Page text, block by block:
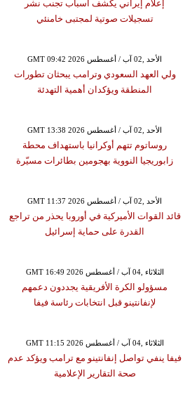
إعلام إيراني يكشف أسباب تجنب نشر
تسجيلات صوتية لمجتبى خامنئي
GMT 09:42 2026 الأحد ,02 آب / أغسطس
ولي العهد السعودي وترامب يبحثان تطورات
المنطقة ويؤكدان أهمية التهدئة
GMT 13:38 2026 الأحد ,02 آب / أغسطس
روساتوم تتهم أوكرانيا باستهداف محطة
زابوريجيا النووية بهجومين بطائرات مسيّرة
GMT 11:37 2026 الأحد ,02 آب / أغسطس
قائد القوات الأميركية في أوروبا يحذر من تراجع
القدرة على حماية إسرائيل
GMT 16:49 2026 الثلاثاء ,04 آب / أغسطس
مسؤولو الكرة الأفريقية يجددون دعمهم
لإنفانتينو قبل انتخابات رئاسة فيفا
GMT 11:15 2026 الثلاثاء ,04 آب / أغسطس
فيفا ينفي تواصل إنفانتينو مع ترامب ويؤكد عدم
صحة التقارير الإعلامية